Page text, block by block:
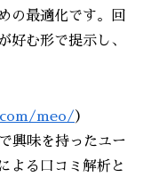
の最適化です。回
好む形で提示し、
meo/）
興味を持ったユー
よる口コミ解析と